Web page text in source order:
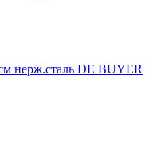
нерж.сталь DE BUYER